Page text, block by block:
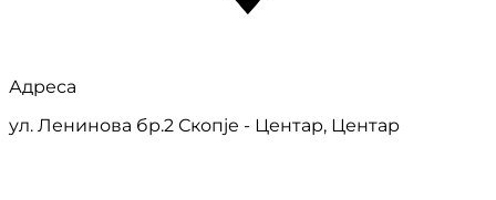
Адреса
ул. Ленинова бр.2 Скопје - Центар, Центар